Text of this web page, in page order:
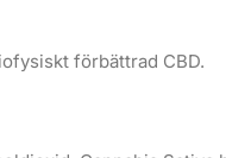
förbättrad CBD.